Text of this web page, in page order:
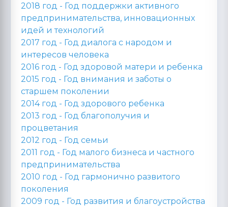
2018 год - Год поддержки активного
предпринимательства, инновационных
идей и технологий
2017 год - Год диалога с народом и
интересов человека
2016 год - Год здоровой матери и ребенка
2015 год - Год внимания и заботы о
старшем поколении
2014 год - Год здорового ребенка
2013 год - Год благополучия и
процветания
2012 год - Год семьи
2011 год - Год малого бизнеса и частного
предпринимательства
2010 год - Год гармонично развитого
поколения
2009 год - Год развития и благоустройства